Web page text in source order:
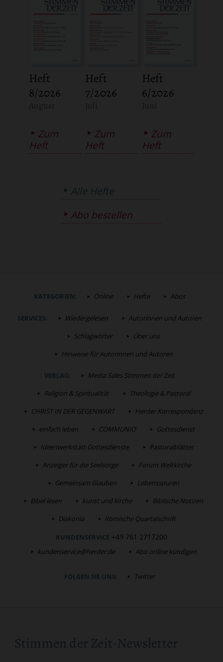
Heft
8/2026
Zum
Heft
Heft
7/2026
Zum
Heft
Heft
6/2026
Zum
Heft
Alle Hefte
Abo bestellen
KATEGORIEN: Online Hefte Abos
SERVICES: Wiedergelesen
Autorinnen und Autoren
Schlagwörter
Über uns
Hinweise für Autorinnen und Autoren
VERLAG:
Media Sales Stimmen der Zeit
Religion & Spiritualität
Theologie & Pastoral
CHRIST IN DER GEGENWART
Herder Korrespondenz
einfach leben
COMMUNIO
Gottesdienst
Ideenwerkstatt Gottesdienste
Pastoralblätter
Anzeiger für die Seelsorge
Forum Weltkirche
Gemeinsam Glauben
Lebensspuren
Bibel lesen
kunst und kirche
Biblische Notizen
Diakonia
Römische Quartalschrift
KUNDENSERVICE +49 761 2717200
kundenservice@herder.de Abo online kündigen
FOLGEN SIE UNS: Twitter
Stimmen der Zeit-Newsletter